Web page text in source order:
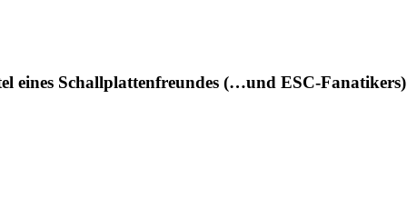
eines Schallplattenfreundes (…und ESC-Fanatikers)